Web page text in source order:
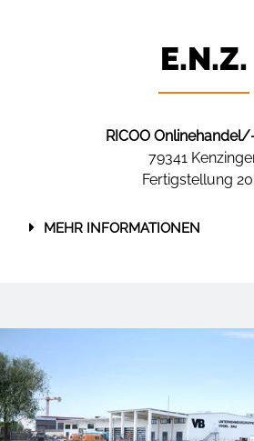
E.N.Z.
RICOO
79341
Fertigstellung
MEHR INFORMATIONEN